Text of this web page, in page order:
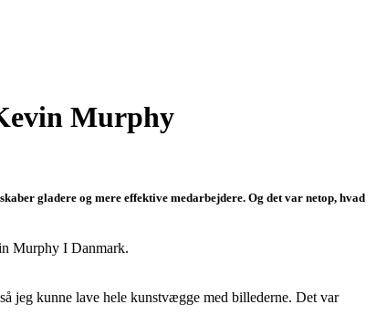
Murphy
gladere og mere effektive medarbejdere. Og det var netop, hvad
Murphy I Danmark.
jeg kunne lave hele kunstvægge med billederne. Det var